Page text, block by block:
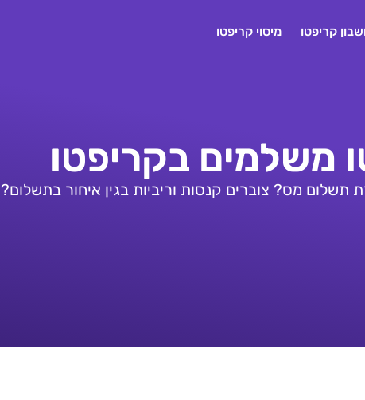
קריפטו מיסוי קריפטו
משלמים בקריפטו
מס? צוברים קנסות וריביות בגין איחור